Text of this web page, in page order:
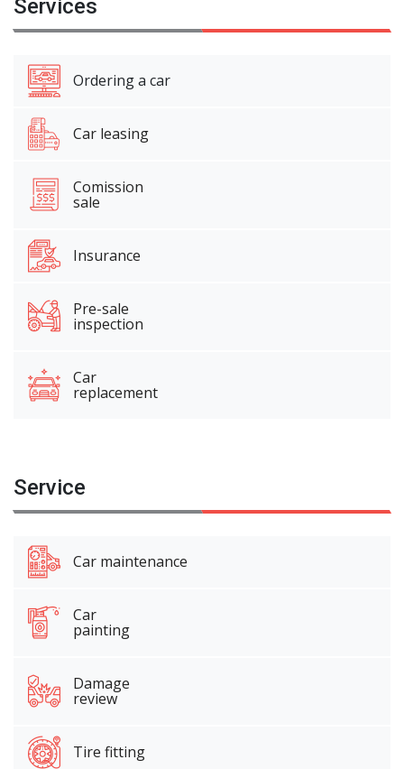
Services
Ordering a car
Car leasing
Comission
sale
Insurance
Pre-sale
inspection
Car
replacement
Service
Car maintenance
Car
painting
Damage
review
Tire fitting